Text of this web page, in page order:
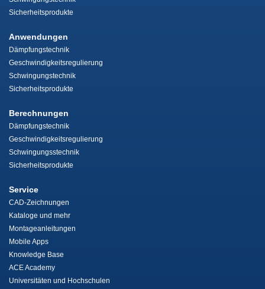
Sicherheitsprodukte
Anwendungen
Dämpfungstechnik
Geschwindigkeitsregulierung
Schwingungstechnik
Sicherheitsprodukte
Berechnungen
Dämpfungstechnik
Geschwindigkeitsregulierung
Schwingungsstechnik
Sicherheitsprodukte
Service
CAD-Zeichnungen
Kataloge und mehr
Montageanleitungen
Mobile Apps
Knowledge Base
ACE Academy
Universitäten und Hochschulen